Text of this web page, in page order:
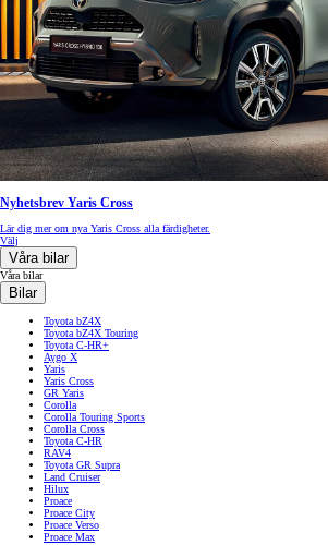
Nyhetsbrev Yaris Cross
Lär dig mer om nya Yaris Cross alla färdigheter.
Välj
Våra bilar
Våra bilar
Bilar
Toyota bZ4X
Toyota bZ4X Touring
Toyota C-HR+
Aygo X
Yaris
Yaris Cross
GR Yaris
Corolla
Corolla Touring Sports
Corolla Cross
Toyota C-HR
RAV4
Toyota GR Supra
Land Cruiser
Hilux
Proace
Proace City
Proace Verso
Proace Max